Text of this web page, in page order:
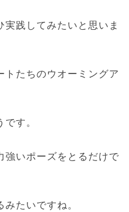
践してみたいと思いま
たちのウオーミングア
す。
いポーズをとるだけで
たいですね。